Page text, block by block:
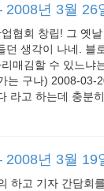
2008년 3월 26
협회 창립! 그 옛날
던 생각이 나네. 블
매김할 수 있느냐
는 구나) 2008-03-
라고 하는데 충분
2008년 3월 19
하고 기자 간담회